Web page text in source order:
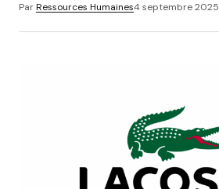
ParRessources Humaines4 septembre 2025